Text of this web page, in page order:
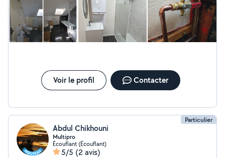
Voir le profil Contacter
Particulier
Abdul Chikhouni
Multipro
Écouflant (Écouflant)
5/5 (2 avis)